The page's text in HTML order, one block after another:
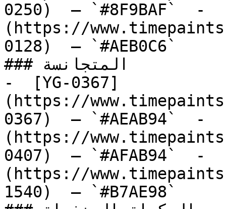
0250)  — `#8F9BAF`  -
(https://
0128)  — `#AEB0C6`
### المتجانسة
-  [YG-0367]
(https://
0367)  — `#AEAB94`  -
(https://
0407)  — `#AFAB94`  -
(https://
1540)  — `#B7AE98`